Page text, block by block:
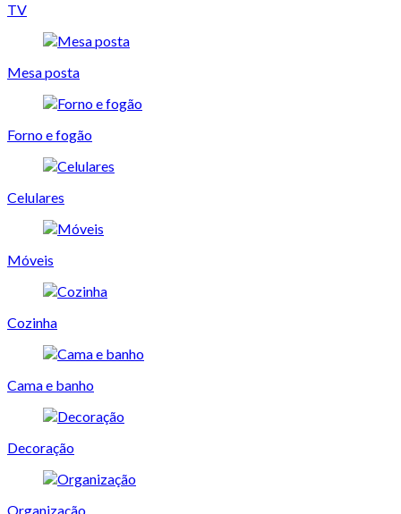
TV
Mesa posta
Forno e fogão
Celulares
Móveis
Cozinha
Cama e banho
Decoração
Organização